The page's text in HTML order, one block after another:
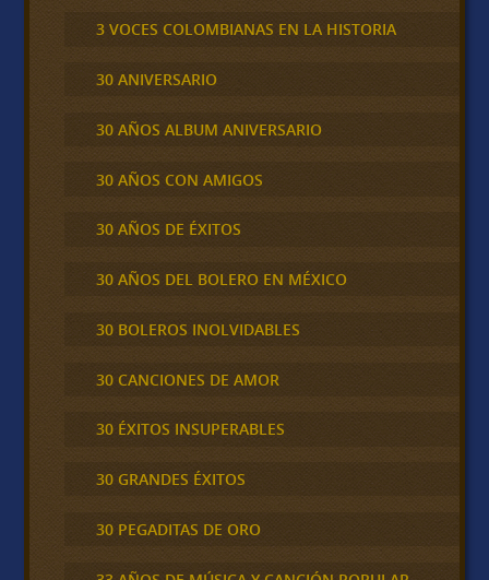
3 VOCES COLOMBIANAS EN LA HISTORIA
30 ANIVERSARIO
30 AÑOS ALBUM ANIVERSARIO
30 AÑOS CON AMIGOS
30 AÑOS DE ÉXITOS
30 AÑOS DEL BOLERO EN MÉXICO
30 BOLEROS INOLVIDABLES
30 CANCIONES DE AMOR
30 ÉXITOS INSUPERABLES
30 GRANDES ÉXITOS
30 PEGADITAS DE ORO